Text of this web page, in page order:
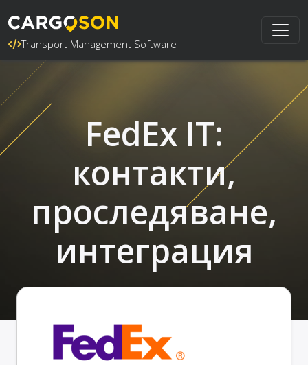
Transport Management Software
FedEx IT:
контакти,
проследяване,
интеграция